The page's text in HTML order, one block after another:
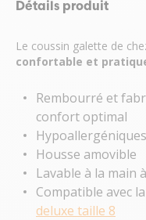
Détails produit
Le coussin galette de
confortable et
Rembourré et
confort optimal
Hypoallergéniques
Housse amovible
Lavable à la main
Compatible avec
deluxe taille 8